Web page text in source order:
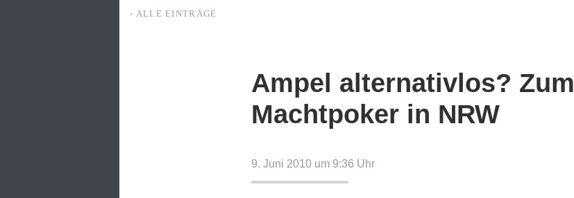
‹ ALLE EINTRÄGE
Ampel alternativlos? Zum
Machtpoker in NRW
9. Juni 2010 um 9:36 Uhr